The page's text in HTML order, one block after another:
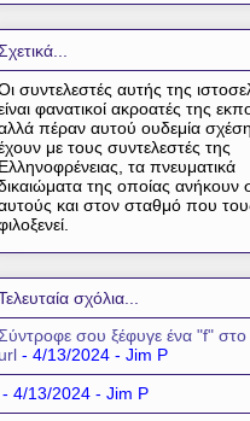
συντελεστές αυτής της
φανατικοί ακροατές της
πέραν αυτού ουδεμία σχέση
με τους συντελεστές της
Ελληνοφρένειας, τα πνευματικά
της οποίας ανήκουν
και στον σταθμό που
σχόλια...
σου ξέφυγε ένα "f" στο
url - 4/13/2024 - Jim P
- 4/13/2024 - Jim P